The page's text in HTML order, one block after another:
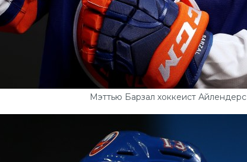
Мэттью Барзал хоккеист Айлендерс